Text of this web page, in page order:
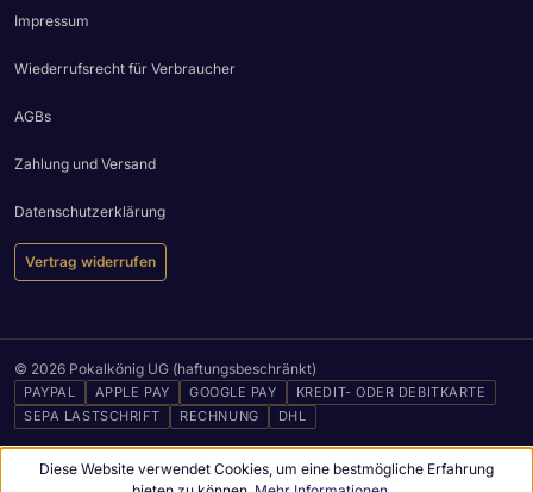
Impressum
Wiederrufsrecht für Verbraucher
AGBs
Zahlung und Versand
Datenschutzerklärung
Vertrag widerrufen
© 2026 Pokalkönig UG (haftungsbeschränkt)
PAYPAL APPLE PAY GOOGLE PAY
KREDIT- ODER DEBITKARTE
SEPA LASTSCHRIFT
RECHNUNG DHL
Diese Website verwendet Cookies, um eine bestmögliche Erfahrung